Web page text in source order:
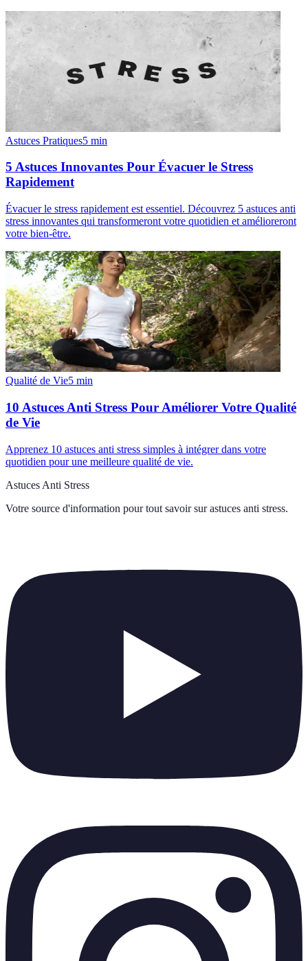
Astuces Pratiques5 min
5 Astuces Innovantes Pour Évacuer le Stress
Rapidement
Évacuer le stress rapidement est essentiel. Découvrez 5 astuces anti
stress innovantes qui transformeront votre quotidien et amélioreront
votre bien-être.
Qualité de Vie5 min
10 Astuces Anti Stress Pour Améliorer Votre Qualité
de Vie
Apprenez 10 astuces anti stress simples à intégrer dans votre
quotidien pour une meilleure qualité de vie.
Astuces Anti Stress
Votre source d'information pour tout savoir sur astuces anti stress.